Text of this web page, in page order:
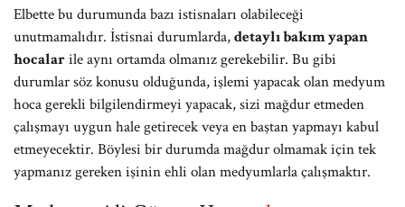
Elbette bu durumunda bazı istisnaları olabileceği
unutmamalıdır. İstisnai durumlarda,detaylı bakım yapan
hocalarile aynı ortamda olmanız gerekebilir. Bu gibi
durumlar söz konusu olduğunda, işlemi yapacak olan medyum
hoca gerekli bilgilendirmeyi yapacak, sizi mağdur etmeden
çalışmayı uygun hale getirecek veya en baştan yapmayı kabul
etmeyecektir. Böylesi bir durumda mağdur olmamak için tek
yapmanız gereken işinin ehli olan medyumlarla çalışmaktır.